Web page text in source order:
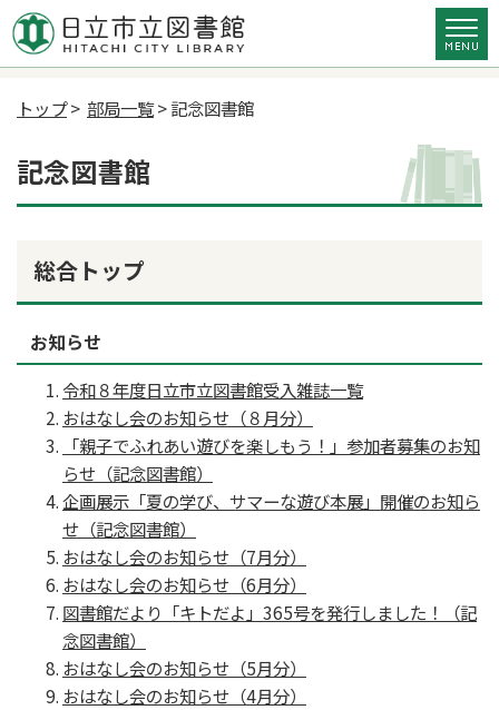
トップ> 部局一覧> 記念図書館
記念図書館
総合トップ
お知らせ
令和８年度日立市立図書館受入雑誌一覧
おはなし会のお知らせ（８月分）
「親子でふれあい遊びを楽しもう！」参加者募集のお知
らせ（記念図書館）
企画展示「夏の学び、サマーな遊び本展」開催のお知ら
せ（記念図書館）
おはなし会のお知らせ（7月分）
おはなし会のお知らせ（6月分）
図書館だより「キトだよ」365号を発行しました！（記
念図書館）
おはなし会のお知らせ（5月分）
おはなし会のお知らせ（4月分）